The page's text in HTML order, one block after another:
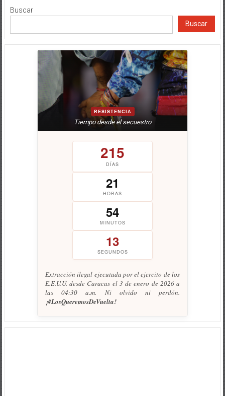
Buscar
Buscar
RESISTENCIA
Tiempo desde el secuestro
215
DÍAS
21
HORAS
54
MINUTOS
13
SEGUNDOS
Extracción ilegal ejecutada por el ejercito de los
E.E.U.U. desde Caracas el 3 de enero de 2026 a
las 04:30 a.m. Ni olvido ni perdón.
¡#LosQueremosDeVuelta!